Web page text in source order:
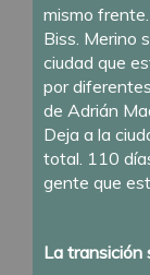
mismo
Biss. Merino
ciudad que
por
de Adrián
Deja a la
total. 110
gente que
La transición